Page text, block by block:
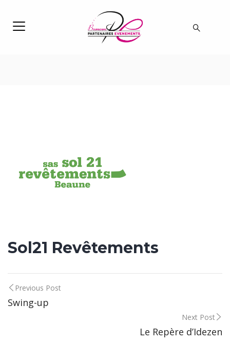
Sol21 Revêtements
Post
navigation
Previous Post
Swing-up
Next Post
Le Repère d’Idezen